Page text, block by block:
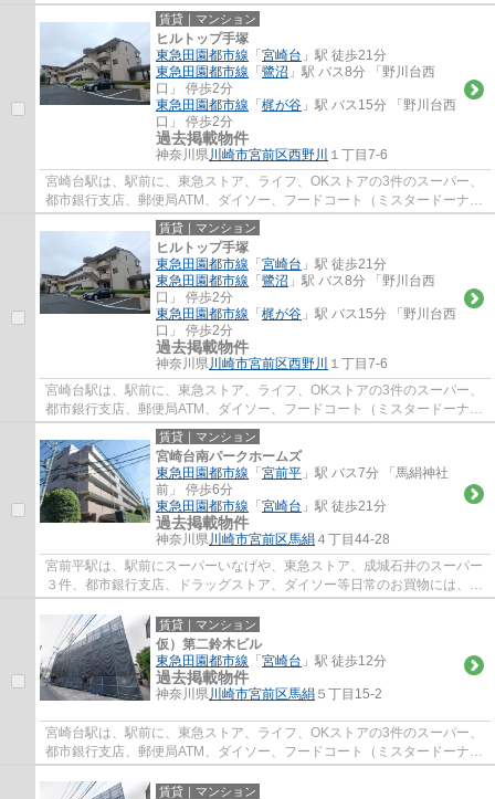
ツ、ケンタッキー、タリーズ、銀だこ）等があ...
賃貸｜マンション
ヒルトップ手塚
東急田園都市線 「 宮崎台 」駅 徒歩21分
東急田園都市線 「 鷺沼 」駅 バス8分 「野川台西
口」 停歩2分
東急田園都市線 「 梶が谷 」駅 バス15分 「野川台西
口」 停歩2分
過去掲載物件
神奈川県川崎市宮前区西野川 １丁目7-6
宮崎台駅は、駅前に、東急ストア、ライフ、OKストアの3件のスーパー、
都市銀行支店、郵便局ATM、ダイソー、フードコート（ミスタードーナ
ツ、ケンタッキー、タリーズ、銀だこ）等があ...
賃貸｜マンション
ヒルトップ手塚
東急田園都市線 「 宮崎台 」駅 徒歩21分
東急田園都市線 「 鷺沼 」駅 バス8分 「野川台西
口」 停歩2分
東急田園都市線 「 梶が谷 」駅 バス15分 「野川台西
口」 停歩2分
過去掲載物件
神奈川県川崎市宮前区西野川 １丁目7-6
宮崎台駅は、駅前に、東急ストア、ライフ、OKストアの3件のスーパー、
都市銀行支店、郵便局ATM、ダイソー、フードコート（ミスタードーナ
ツ、ケンタッキー、タリーズ、銀だこ）等があ...
賃貸｜マンション
宮崎台南パークホームズ
東急田園都市線 「 宮前平 」駅 バス7分 「馬絹神社
前」 停歩6分
東急田園都市線 「 宮崎台 」駅 徒歩21分
過去掲載物件
神奈川県川崎市宮前区馬絹 ４丁目44-28
宮前平駅は、駅前にスーパーいなげや、東急ストア、成城石井のスーパー
３件、都市銀行支店、ドラッグストア、ダイソー等日常のお買物には、事
欠かないのと、駅北側には、宮前区役所、...
賃貸｜マンション
仮）第二鈴木ビル
東急田園都市線 「 宮崎台 」駅 徒歩12分
過去掲載物件
神奈川県川崎市宮前区馬絹 ５丁目15-2
宮崎台駅は、駅前に、東急ストア、ライフ、OKストアの3件のスーパー、
都市銀行支店、郵便局ATM、ダイソー、フードコート（ミスタードーナ
ツ、ケンタッキー、タリーズ、銀だこ）等があ...
賃貸｜マンション